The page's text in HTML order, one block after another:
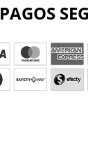
PAGOS